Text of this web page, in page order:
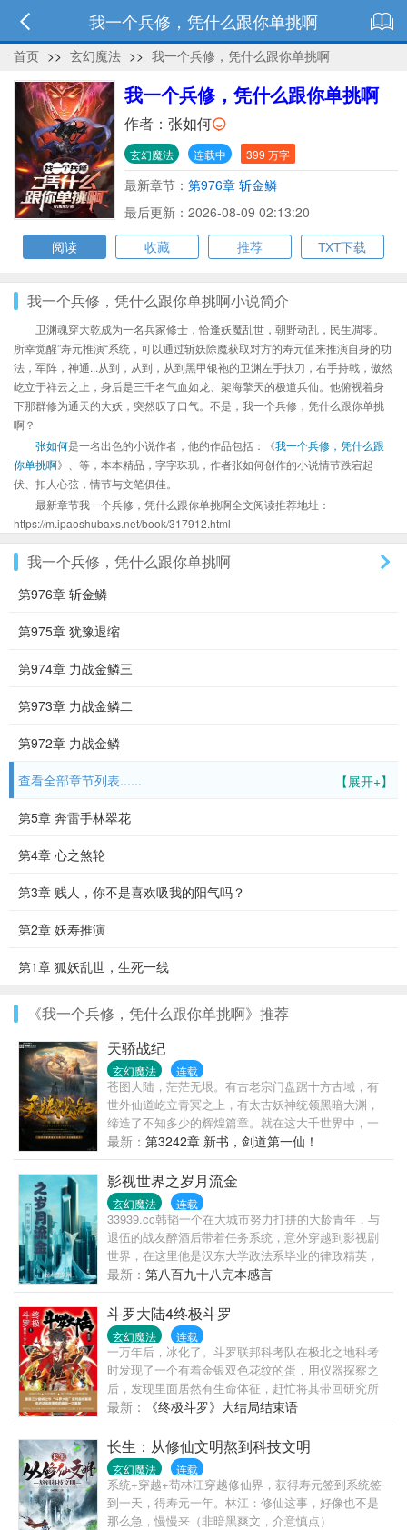
我一个兵修，凭什么跟你单挑啊
首页 >> 玄幻魔法 >> 我一个兵修，凭什么跟你单挑啊
我一个兵修，凭什么跟你单挑啊
作者： 张如何
玄幻魔法 连载中 399 万字
最新章节： 第976章 斩金鳞
最后更新：2026-08-09 02:13:20
阅读
收藏 推荐 TXT下载
我一个兵修，凭什么跟你单挑啊小说简介
卫渊魂穿大乾成为一名兵家修士，恰逢妖魔乱世，朝野动乱，民生凋零。
所幸觉醒”寿元推演“系统，可以通过斩妖除魔获取对方的寿元值来推演自身的功
法，军阵，神通...从到，从到，从到黑甲银袍的卫渊左手扶刀，右手持戟，傲然
屹立于祥云之上，身后是三千名气血如龙、架海擎天的极道兵仙。他俯视着身
下那群修为通天的大妖，突然叹了口气。不是，我一个兵修，凭什么跟你单挑
啊？
张如何是一名出色的小说作者，他的作品包括：《我一个兵修，凭什么跟
你单挑啊》、等，本本精品，字字珠玑，作者张如何创作的小说情节跌宕起
伏、扣人心弦，情节与文笔俱佳。
最新章节我一个兵修，凭什么跟你单挑啊全文阅读推荐地址：
https://m.ipaoshubaxs.net/book/317912.html
我一个兵修，凭什么跟你单挑啊
第976章 斩金鳞
第975章 犹豫退缩
第974章 力战金鳞三
第973章 力战金鳞二
第972章 力战金鳞
【展开+】
查看全部章节列表......
第5章 奔雷手林翠花
第4章 心之煞轮
第3章 贱人，你不是喜欢吸我的阳气吗？
第2章 妖寿推演
第1章 狐妖乱世，生死一线
《我一个兵修，凭什么跟你单挑啊》推荐
天骄战纪
玄幻魔法 连载
苍图大陆，茫茫无垠。有古老宗门盘踞十方古域，有
世外仙道屹立青冥之上，有太古妖神统领黑暗大渊，
缔造了不知多少的辉煌篇章。就在这大千世界中，一
个名叫林寻的少年，独自从矿山牢狱中走出，掌御灵
纹，心通万古，踏上了一条古今未有的传奇之路。
最新： 第3242章 新书，剑道第一仙！
影视世界之岁月流金
玄幻魔法 连载
33939.cc韩韬一个在大城市努力打拼的大龄青年，与
退伍的战友醉酒后带着任务系统，意外穿越到影视剧
世界，在这里他是汉东大学政法系毕业的律政精英，
是系统辅助下站在顶峰的商业大鳄，看主角在《人民
的名义》、《欢乐颂》、55998.cc《流金岁月》、
《三十而已》、《好先生》、《女士法则》、《我是
特种兵》等平行世界里邂逅不同的主角，经历人生百
态，体验精彩世界！38839.cc
最新： 第八百九十八完本感言
斗罗大陆4终极斗罗
玄幻魔法 连载
一万年后，冰化了。斗罗联邦科考队在极北之地科考
时发现了一个有着金银双色花纹的蛋，用仪器探察之
后，发现里面居然有生命体征，赶忙将其带回研究所
进行孵化。蛋孵化出来了，可孵出来的却是一个婴
儿，和人类一模一样的婴儿，一个蛋生的孩子。
最新： 《终极斗罗》大结局结束语
长生：从修仙文明熬到科技文明
玄幻魔法 连载
系统+穿越+苟林江穿越修仙界，获得寿元签到系统签
到一天，得寿元一年。林江：修仙这事，好像也不是
那么急，慢慢来（非暗黑爽文，介意慎点）